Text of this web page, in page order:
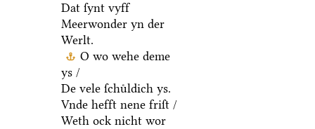
Dat ſynt vyff
Meerwonder yn der
Werlt.
O wo wehe deme
ys /
De vele ſchuͤldich ys.
Vnde hefft nene friſt /
Weth ock nicht wor